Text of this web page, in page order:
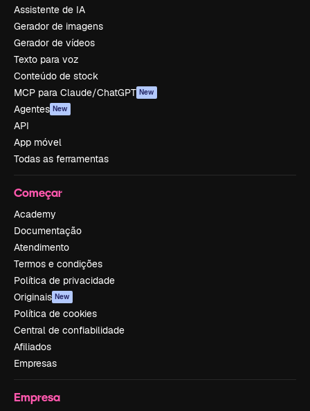
Assistente de IA
Gerador de imagens
Gerador de vídeos
Texto para voz
Conteúdo de stock
MCP para Claude/ChatGPT New
Agentes New
API
App móvel
Todas as ferramentas
Começar
Academy
Documentação
Atendimento
Termos e condições
Política de privacidade
Originais New
Política de cookies
Central de confiabilidade
Afiliados
Empresas
Empresa